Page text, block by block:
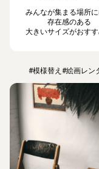
みんなが集まる場所に
存在感のある
大きいサイズがおすす
#模様替え #絵画レン